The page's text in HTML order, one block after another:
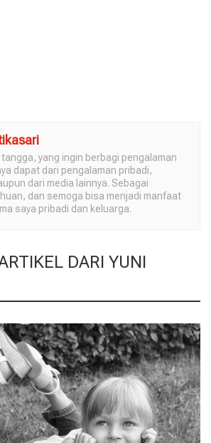
yang ingin berbagi pengalaman
dapat dari pengalaman pribadi,
dari media lainnya. Sebagai
dan semoga bisa menjadi manfaat
saya pribadi dan keluarga.
DARI YUNI